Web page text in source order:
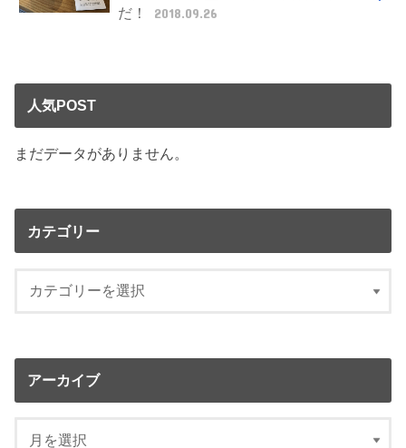
だ！
2018.09.26
人気POST
まだデータがありません。
カテゴリー
アーカイブ